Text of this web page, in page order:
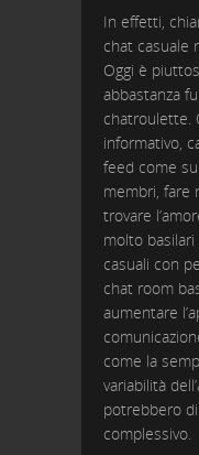
In effetti,
chat casuale
Oggi è
abbastanza
chatroulette.
informativo,
feed come
membri, fare
trovare
molto
casuali con
chat room
aumentare
come la
variabilità
potrebbero
complessivo.